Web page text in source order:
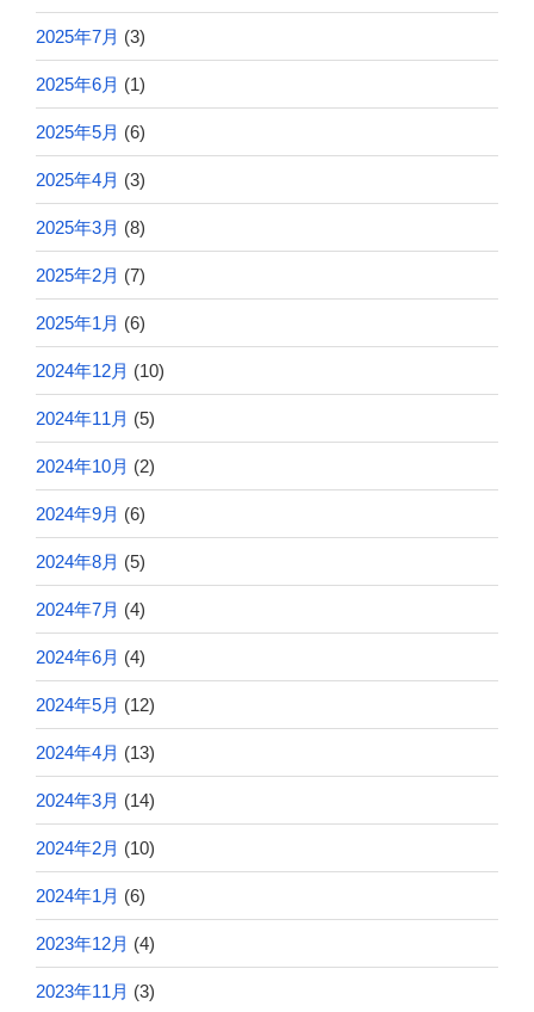
2025年7月 (3)
2025年6月 (1)
2025年5月 (6)
2025年4月 (3)
2025年3月 (8)
2025年2月 (7)
2025年1月 (6)
2024年12月 (10)
2024年11月 (5)
2024年10月 (2)
2024年9月 (6)
2024年8月 (5)
2024年7月 (4)
2024年6月 (4)
2024年5月 (12)
2024年4月 (13)
2024年3月 (14)
2024年2月 (10)
2024年1月 (6)
2023年12月 (4)
2023年11月 (3)